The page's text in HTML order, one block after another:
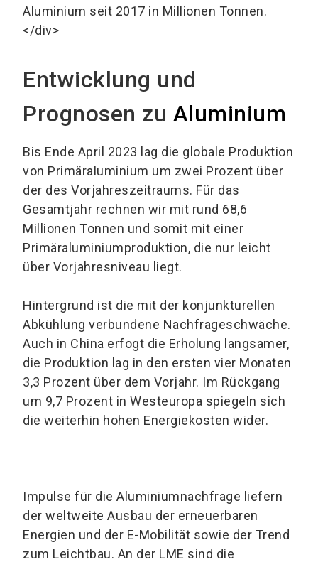
Aluminium seit 2017 in Millionen Tonnen.
</div>
Entwicklung und
Prognosen zu Aluminium
Bis Ende April 2023 lag die globale Produktion
von Primäraluminium um zwei Prozent über
der des Vorjahreszeitraums. Für das
Gesamtjahr rechnen wir mit rund 68,6
Millionen Tonnen und somit mit einer
Primäraluminiumproduktion, die nur leicht
über Vorjahresniveau liegt.
Hintergrund ist die mit der konjunkturellen
Abkühlung verbundene Nachfrageschwäche.
Auch in China erfogt die Erholung langsamer,
die Produktion lag in den ersten vier Monaten
3,3 Prozent über dem Vorjahr. Im Rückgang
um 9,7 Prozent in Westeuropa spiegeln sich
die weiterhin hohen Energiekosten wider.
Impulse für die Aluminiumnachfrage liefern
der weltweite Ausbau der erneuerbaren
Energien und der E-Mobilität sowie der Trend
zum Leichtbau. An der LME sind die